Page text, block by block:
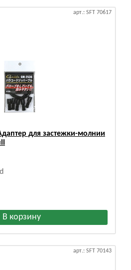
арт.: SFT 70617
для застежки-молнии
арт.: SFT 70143